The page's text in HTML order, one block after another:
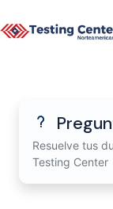
Resuelve tus
Testing Center